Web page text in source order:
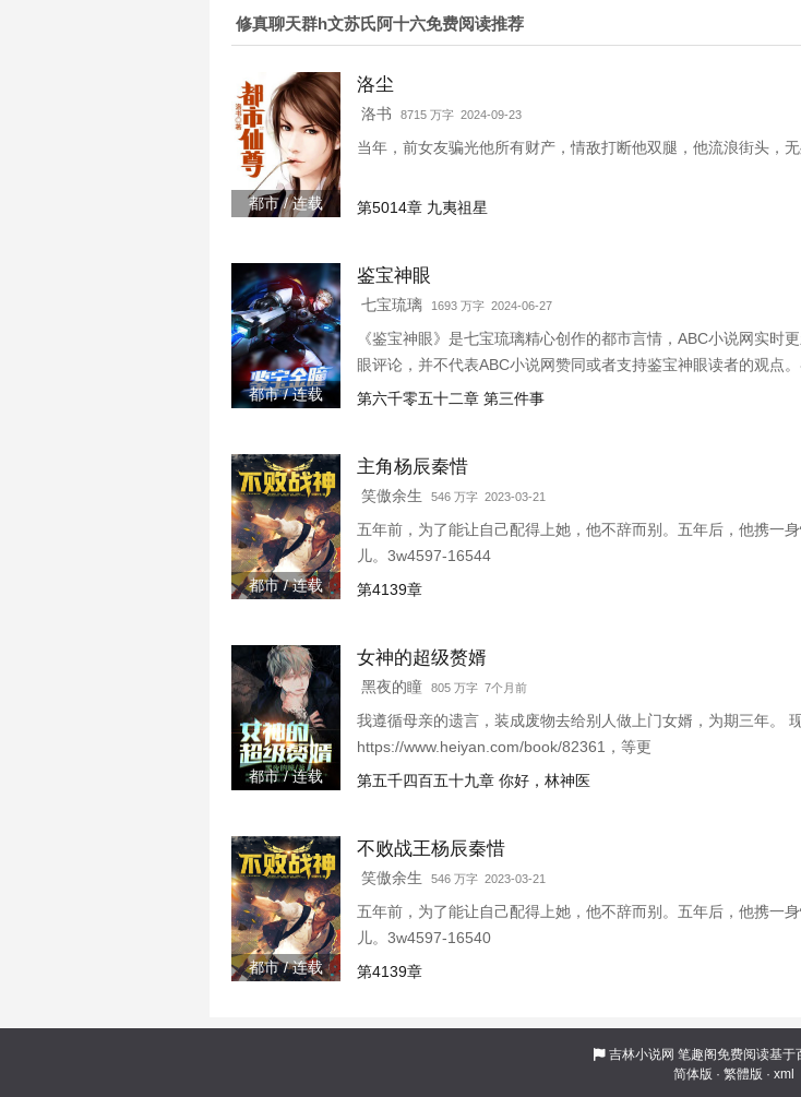
修真聊天群h文苏氏阿十六免费阅读推荐
都市 / 连载
洛尘
洛书 8715 万字 2024-09-23
当年，前女友骗光他所有财产，情敌打断他双腿，他流浪街头，
第5014章 九夷祖星
都市 / 连载
鉴宝神眼
七宝琉璃 1693 万字 2024-06-27
《鉴宝神眼》是七宝琉璃精心创作的都市言情，ABC小说网实
眼评论，并不代表ABC小说网赞同或者支持鉴宝神眼读者的观点
第六千零五十二章 第三件事
都市 / 连载
主角杨辰秦惜
笑傲余生 546 万字 2023-03-21
五年前，为了能让自己配得上她，他不辞而别。五年后，他携一
儿。3w4597-16544
第4139章
都市 / 连载
女神的超级赘婿
黑夜的瞳 805 万字 7个月前
我遵循母亲的遗言，装成废物去给别人做上门女婿，为期三年。
https://www.heiyan.com/book/82361，等更
第五千四百五十九章 你好，林神医
都市 / 连载
不败战王杨辰秦惜
笑傲余生 546 万字 2023-03-21
五年前，为了能让自己配得上她，他不辞而别。五年后，他携一
儿。3w4597-16540
第4139章
吉林小说网 笔趣阁免费阅读基于
简体版 · 繁體版 · xml